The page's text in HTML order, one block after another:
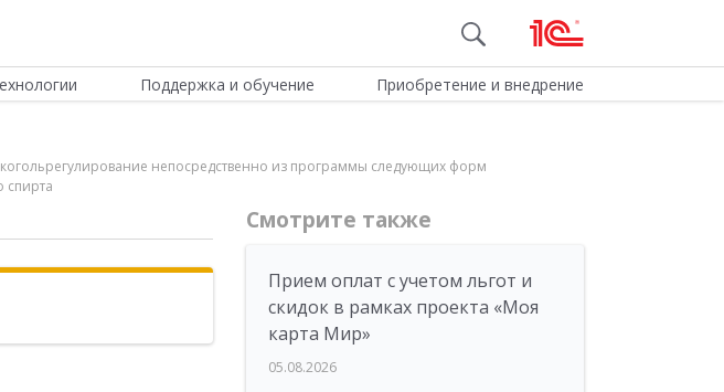
Поддержка и обучение Приобретение и внедрение
непосредственно из программы следующих форм
спирта
Смотрите также
Прием оплат с учетом льгот и
скидок в рамках проекта «Моя
карта Мир»
05.08.2026